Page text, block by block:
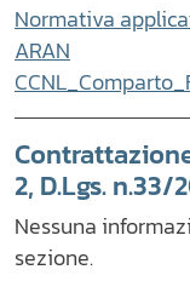
Normativa
ARAN
2, D.Lgs. n.33/
Nessuna
sezione.